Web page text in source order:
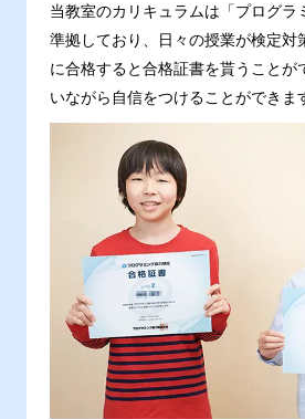
当教室のカリキュラムは「プログラ
準拠しており、日々の授業が検定対
に合格すると合格証書を貰うことが
いながら自信をつけることができま